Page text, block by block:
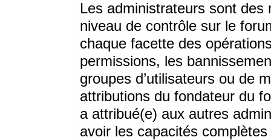
Les administrateurs sont
niveau de contrôle sur le
chaque facette des
permissions, les
groupes d’utilisateurs ou de
attributions du fondateur du
a attribué(e) aux autres
avoir les capacités